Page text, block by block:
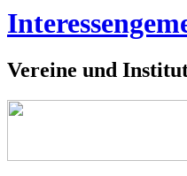
Vereine und